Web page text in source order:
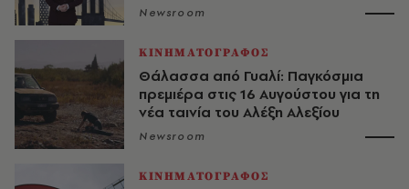
Newsroom
ΚΙΝΗΜΑΤΟΓΡΑΦΟΣ
Θάλασσα από Γυαλί: Παγκόσμια
πρεμιέρα στις 16 Αυγούστου για τη
νέα ταινία του Αλέξη Αλεξίου
Newsroom
ΚΙΝΗΜΑΤΟΓΡΑΦΟΣ